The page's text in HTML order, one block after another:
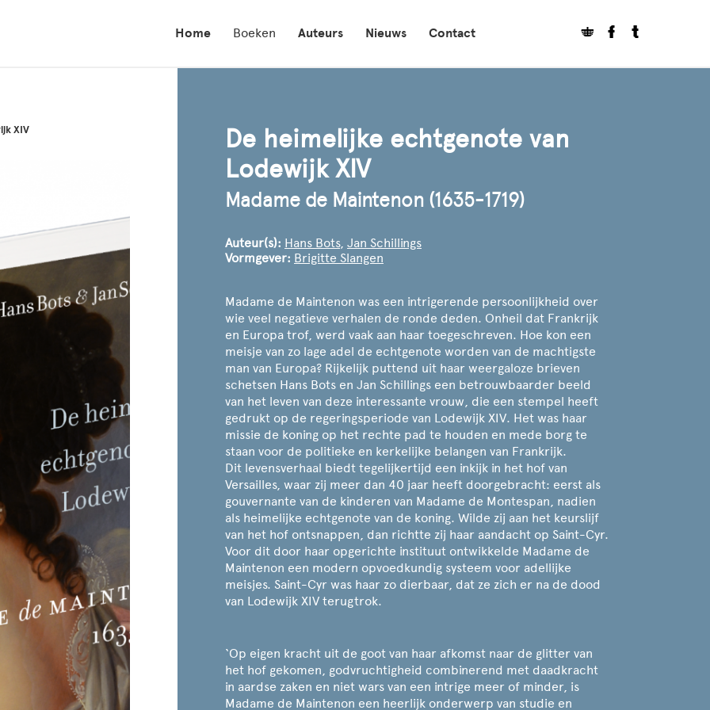
Home Boeken Auteurs Nieuws Contact
XIV
De heimelijke echtgenote van
Lodewijk XIV
Madame de Maintenon (1635-1719)
Auteur(s): Hans Bots, Jan Schillings
Vormgever: Brigitte Slangen
Madame de Maintenon was een intrigerende persoonlijkheid over
wie veel negatieve verhalen de ronde deden. Onheil dat Frankrijk
en Europa trof, werd vaak aan haar toegeschreven. Hoe kon een
meisje van zo lage adel de echtgenote worden van de machtigste
man van Europa? Rijkelijk puttend uit haar weergaloze brieven
schetsen Hans Bots en Jan Schillings een betrouwbaarder beeld
van het leven van deze interessante vrouw, die een stempel heeft
gedrukt op de regeringsperiode van Lodewijk XIV. Het was haar
missie de koning op het rechte pad te houden en mede borg te
staan voor de politieke en kerkelijke belangen van Frankrijk.
Dit levensverhaal biedt tegelijkertijd een inkijk in het hof van
Versailles, waar zij meer dan 40 jaar heeft doorgebracht: eerst als
gouvernante van de kinderen van Madame de Montespan, nadien
als heimelijke echtgenote van de koning. Wilde zij aan het keurslijf
van het hof ontsnappen, dan richtte zij haar aandacht op Saint-Cyr.
Voor dit door haar opgerichte instituut ontwikkelde Madame de
Maintenon een modern opvoedkundig systeem voor adellijke
meisjes. Saint-Cyr was haar zo dierbaar, dat ze zich er na de dood
van Lodewijk XIV terugtrok.
‘Op eigen kracht uit de goot van haar afkomst naar de glitter van
het hof gekomen, godvruchtigheid combinerend met daadkracht
in aardse zaken en niet wars van een intrige meer of minder, is
Madame de Maintenon een heerlijk onderwerp van studie en